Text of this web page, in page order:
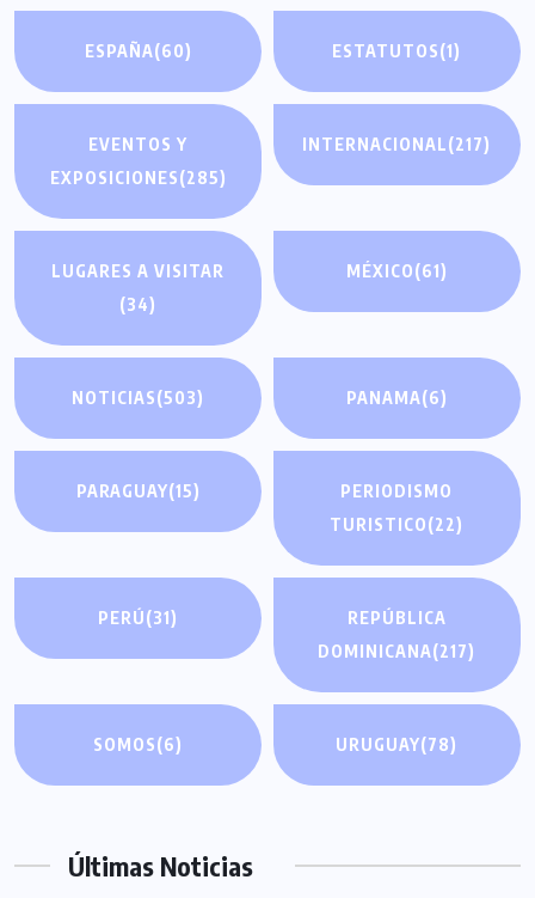
ESPAÑA(60) ESTATUTOS(1)
EVENTOS Y
EXPOSICIONES(285)
INTERNACIONAL(217)
LUGARES A VISITAR
(34)
MÉXICO(61)
NOTICIAS(503) PANAMA(6)
PARAGUAY(15)
PERIODISMO
TURISTICO(22)
PERÚ(31)
REPÚBLICA
DOMINICANA(217)
SOMOS(6) URUGUAY(78)
Últimas Noticias